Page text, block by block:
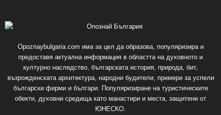
Opoznaybulgaria.com има за цел да образова, популяризира и
предоставя актуална информация в областта на духовното и
културно наследство, българската история, природа, бит,
възрожденската архитектура, народни будители, примери за успели
български фирми и българи. Популяризиране на туристическите
обекти, духовни средища като манастири и места, защитени от
ЮНЕСКО.